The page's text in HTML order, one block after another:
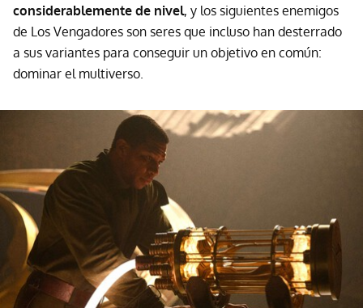
considerablemente de nivel, y los siguientes enemigos
de Los Vengadores son seres que incluso han desterrado
a sus variantes para conseguir un objetivo en común:
dominar el multiverso.